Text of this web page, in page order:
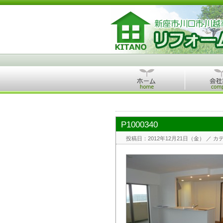
P1000340
投稿日：2012年12月21日（金） ／ カ